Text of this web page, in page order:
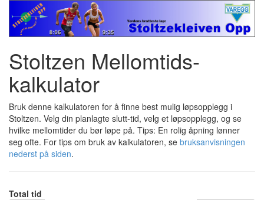
Stoltzen Mellomtids-
kalkulator
Bruk denne kalkulatoren for å finne best mulig løpsopplegg i
Stoltzen. Velg din planlagte slutt-tid, velg et løpsopplegg, og se
hvilke mellomtider du bør løpe på. Tips: En rolig åpning lønner
seg ofte. For tips om bruk av kalkulatoren, se bruksanvisningen
nederst på siden.
Total tid